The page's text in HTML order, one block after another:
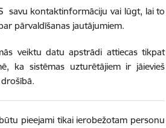
savu kontaktinformāciju vai lūgt, lai to
pārvaldīšanas jautājumiem.
veiktu datu apstrādi attiecas tikpat
ka sistēmas uzturētājiem ir jāievieš
pieejami tikai ierobežotam personu